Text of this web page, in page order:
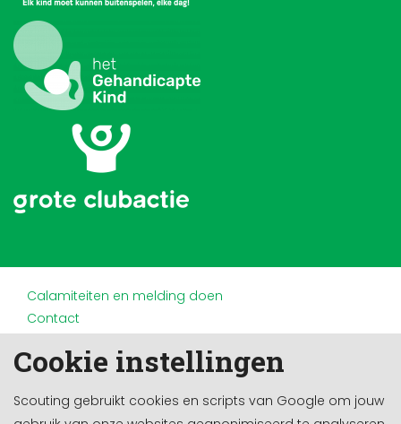
Cookie instellingen
Scouting gebruikt cookies en scripts van Google om jouw
Calamiteiten en melding doen
Contact
Doneren en nalaten
Privacy